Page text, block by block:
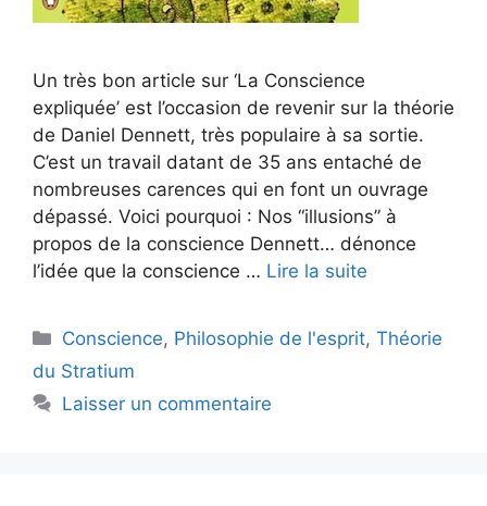
Un très bon article sur ‘La Conscience
expliquée’ est l’occasion de revenir sur la théorie
de Daniel Dennett, très populaire à sa sortie.
C’est un travail datant de 35 ans entaché de
nombreuses carences qui en font un ouvrage
dépassé. Voici pourquoi : Nos “illusions” à
propos de la conscience Dennett… dénonce
l’idée que la conscience … Lire la suite
Catégories
Conscience, Philosophie de l'esprit,Théorie
du Stratium
Laisser un commentaire